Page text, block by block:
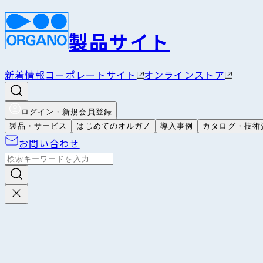
製品サイト
新着情報コーポレートサイト オンラインストア
ログイン・新規会員登録
製品・サービス
はじめてのオルガノ 導入事例 カタログ・技術
お問い合わせ